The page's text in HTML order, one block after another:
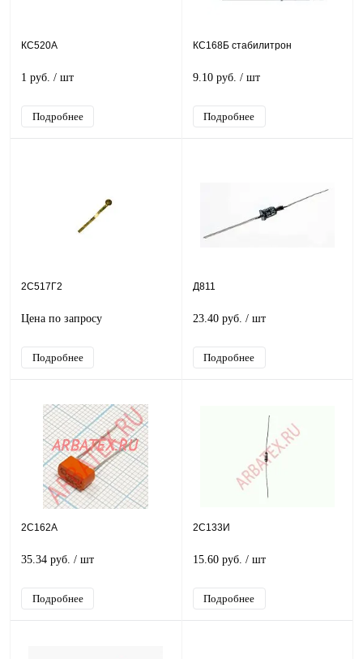
КС520А
1 руб. / шт
Подробнее
КС168Б стабилитрон
9.10 руб. / шт
Подробнее
2С517Г2
Цена по запросу
Подробнее
Д811
23.40 руб. / шт
Подробнее
2С162А
35.34 руб. / шт
Подробнее
2С133И
15.60 руб. / шт
Подробнее